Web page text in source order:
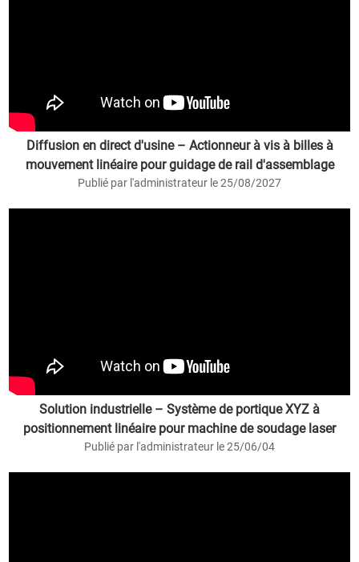
Diffusion en direct d'usine – Actionneur à vis à billes à
mouvement linéaire pour guidage de rail d'assemblage
Publié par l'administrateur le 25/08/2027
Solution industrielle – Système de portique XYZ à
positionnement linéaire pour machine de soudage laser
Publié par l'administrateur le 25/06/04